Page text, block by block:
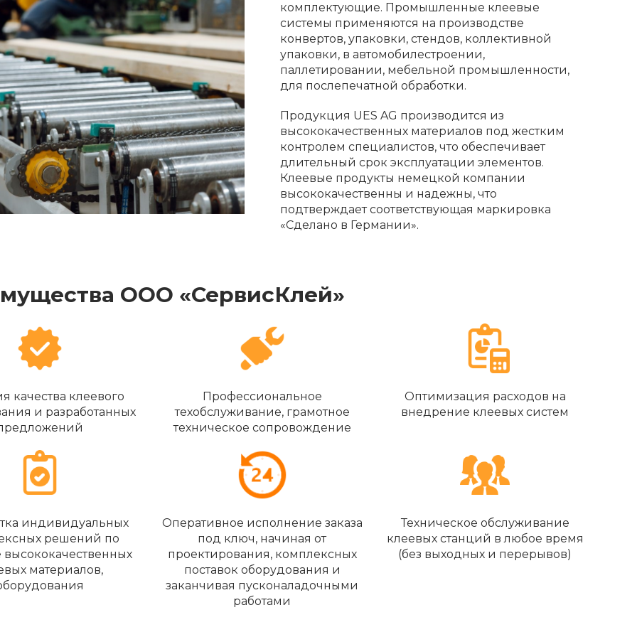
комплектующие. Промышленные клеевые
системы применяются на производстве
конвертов, упаковки, стендов, коллективной
упаковки, в автомобилестроении,
паллетировании, мебельной промышленности,
для послепечатной обработки.
Продукция UES AG производится из
высококачественных материалов под жестким
контролем специалистов, что обеспечивает
длительный срок эксплуатации элементов.
Клеевые продукты немецкой компании
высококачественны и надежны, что
подтверждает соответствующая маркировка
«Сделано в Германии».
ООО «СервисКлей»
качества клеевого
и разработанных
Профессиональное
техобслуживание, грамотное
техническое сопровождение
Оптимизация расходов на
внедрение клеевых систем
индивидуальных
решений по
высококачественных
материалов,
Оперативное исполнение заказа
под ключ, начиная от
проектирования, комплексных
поставок оборудования и
заканчивая пусконаладочными
работами
Техническое обслуживание
клеевых станций в любое время
(без выходных и перерывов)